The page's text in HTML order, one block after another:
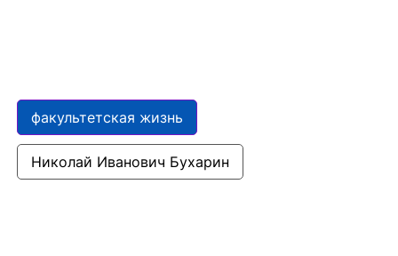
факультетская жизнь
Николай Иванович Бухарин